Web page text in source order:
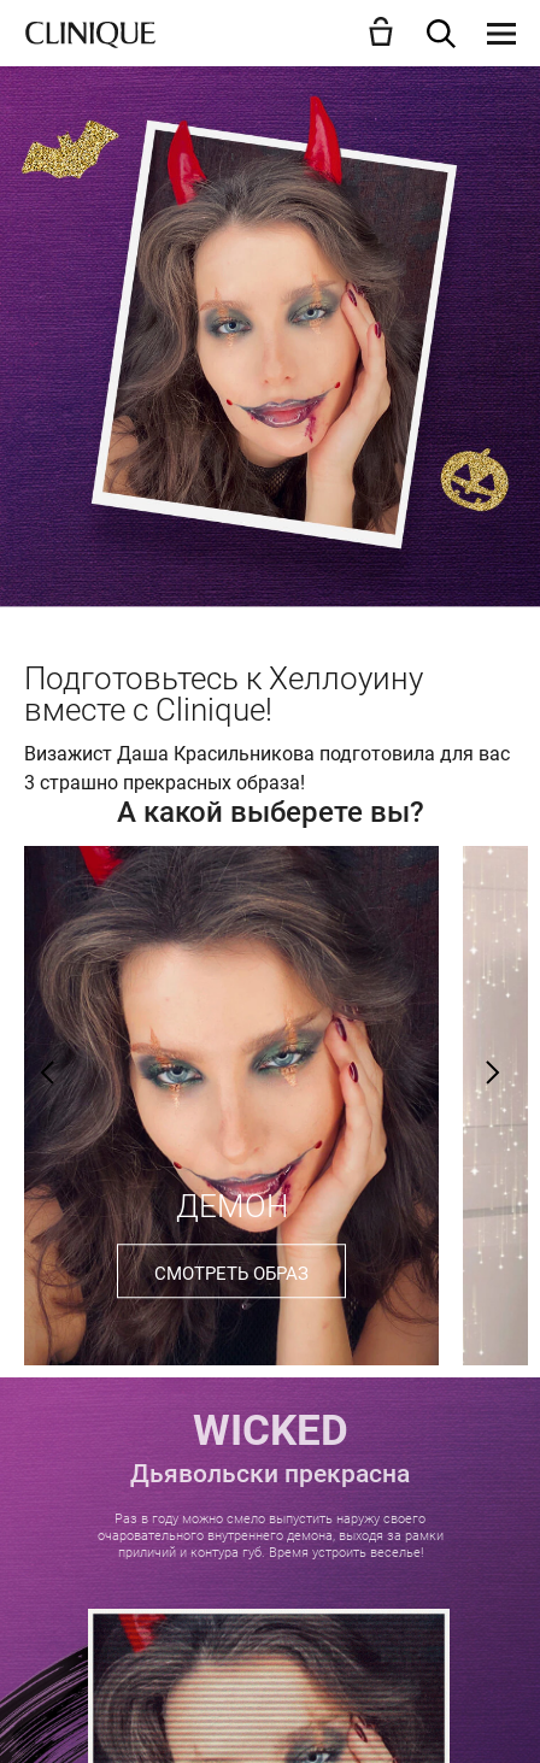
Подготовьтесь к Хеллоуину
вместе с Clinique!
Визажист Даша Красильникова подготовила для вас
3 страшно прекрасных образа!
А какой выберете вы?
ДЕМОН
СМОТРЕТЬ ОБРАЗ
WICKED
Дьявольски прекрасна
Раз в году можно смело выпустить наружу своего
очаровательного внутреннего демона, выходя за рамки
приличий и контура губ. Время устроить веселье!